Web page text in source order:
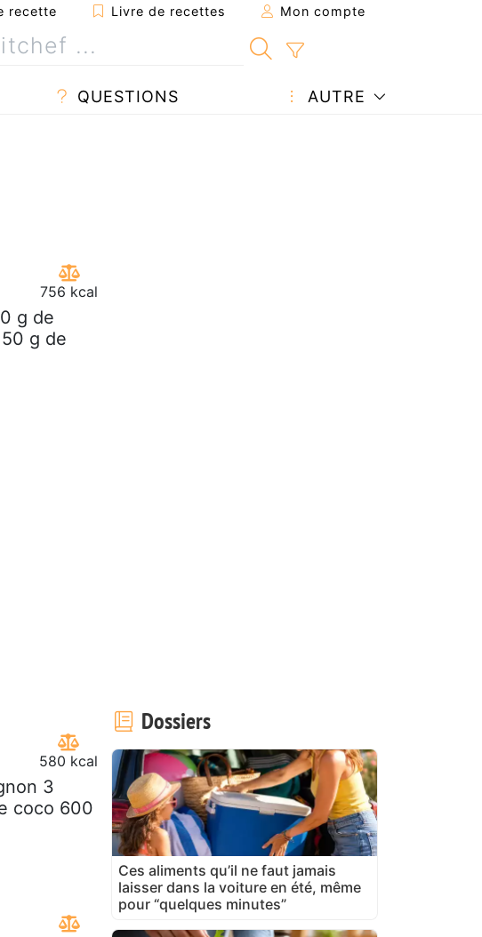
recette Livre de recettes Mon compte
QUESTIONS AUTRE
756 kcal
g de
g de
580 kcal
3
coco 600
Dossiers
Ces aliments qu’il ne faut jamais
laisser dans la voiture en été, même
pour “quelques minutes”